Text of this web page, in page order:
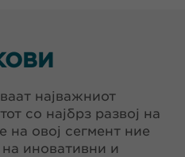
најважниот
со најбрз развој на
на овој сегмент ние
иновативни и